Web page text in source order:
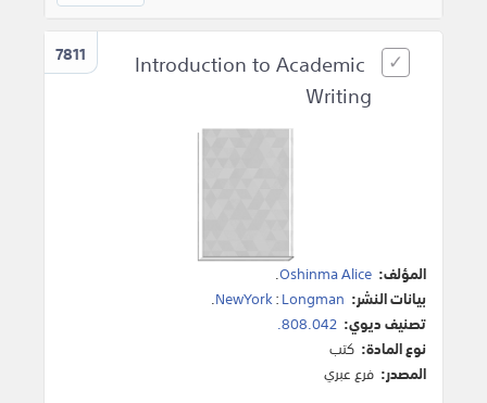
7811
Introduction to Academic
Writing
المؤلف: Oshinma Alice
.
بيانات النشر:
NewYork:Longman
.
تصنيف ديوي: 808.042.
نوع المادة: كتب
المصدر: فرع عبري